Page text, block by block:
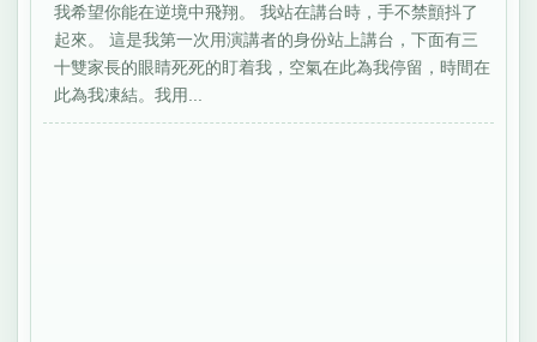
我希望你能在逆境中飛翔。 我站在講台時，手不禁顫抖了
起來。 這是我第一次用演講者的身份站上講台，下面有三
十雙家長的眼睛死死的盯着我，空氣在此為我停留，時間在
此為我凍結。我用...